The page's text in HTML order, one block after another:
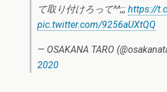
て取り付けろって^^;;; https://
pic.twitter.com/9256aUXtQQ
— OSAKANA TARO
2020